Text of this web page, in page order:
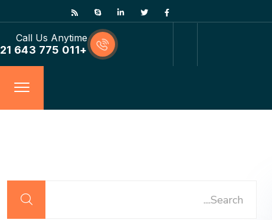
Call Us Anytime
+011 775 643 21